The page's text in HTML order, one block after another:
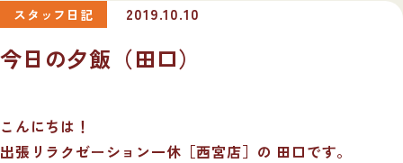
スタッフ日記 2019.10.10
今日の夕飯（田口）
こんにちは！
出張リラクゼーション一休［西宮店］の 田口です。